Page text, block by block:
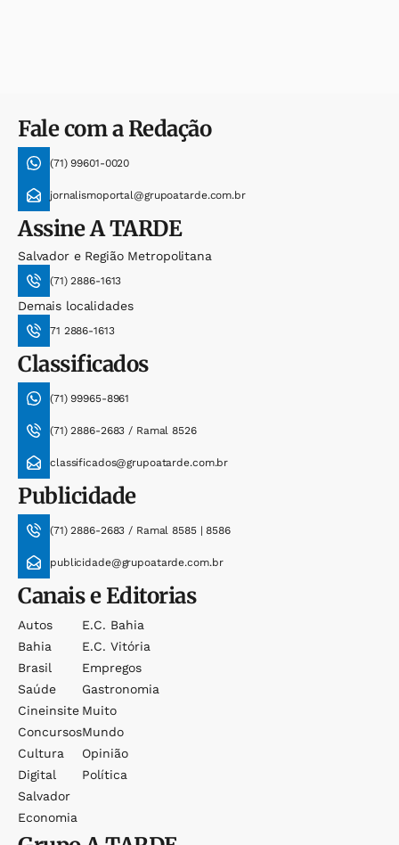
Fale com a Redação
(71) 99601-0020
jornalismoportal@grupoatarde.com.br
AssineA TARDE
Salvador e Região Metropolitana
(71) 2886-1613
Demais localidades
71 2886-1613
Classificados
(71) 99965-8961
(71) 2886-2683 / Ramal 8526
classificados@grupoatarde.com.br
Publicidade
(71) 2886-2683 / Ramal 8585 | 8586
publicidade@grupoatarde.com.br
Canais e Editorias
Autos
Bahia
Brasil
Saúde
Cineinsite
Concursos
Cultura
Digital
Salvador
Economia
E.c. Bahia
E.c. Vitória
Empregos
Gastronomia
Muito
Mundo
Opinião
Política